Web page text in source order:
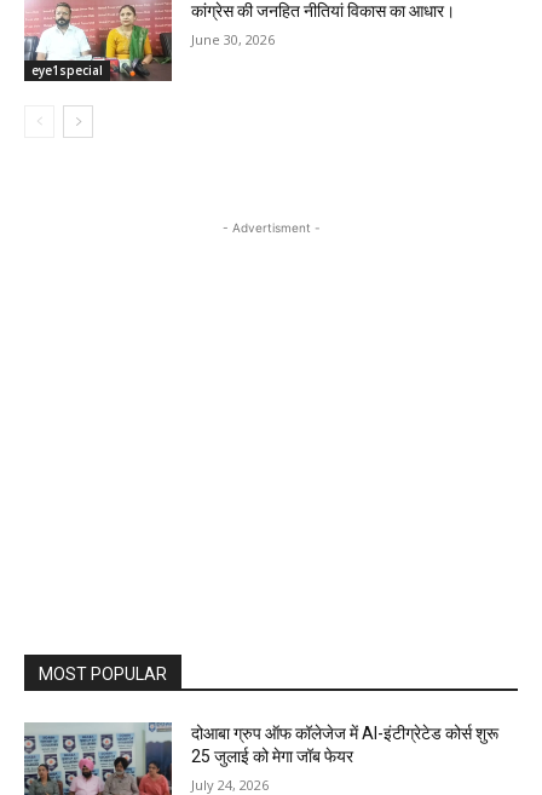
eye1special
कांग्रेस की जनहित नीतियां विकास का आधार।
June 30, 2026
- Advertisment -
MOST POPULAR
दोआबा ग्रुप ऑफ कॉलेजेज में AI-इंटीग्रेटेड कोर्स शुरू
25 जुलाई को मेगा जॉब फेयर
July 24, 2026